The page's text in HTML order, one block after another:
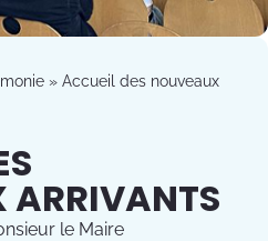
» Accueil des nouveaux
ARRIVANTS
le Maire